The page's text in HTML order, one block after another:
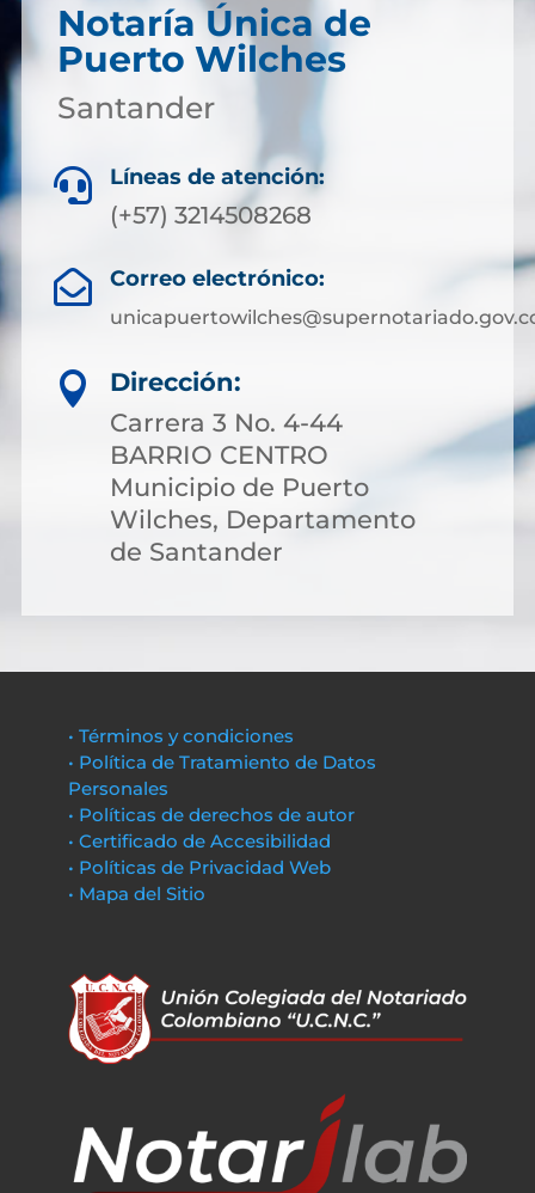
Notaría Única de
Puerto Wilches
Santander
 Líneas de atención:
(+57) 3214508268
 Correo electrónico:

Dirección:
Carrera 3 No. 4-44
BARRIO CENTRO
Municipio de Puerto
Wilches, Departamento
de Santander
• Términos y condiciones
• Política de Tratamiento de Datos
Personales
• Políticas de derechos de autor
• Certificado de Accesibilidad
• Políticas de Privacidad Web
• Mapa del Sitio